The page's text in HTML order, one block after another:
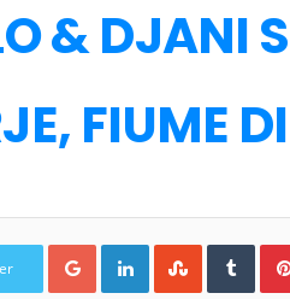
& DJANI
FIUME
Google+LinkedIn